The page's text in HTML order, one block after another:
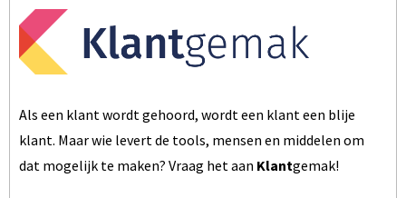
Als een klant wordt gehoord, wordt een klant een blije
klant. Maar wie levert de tools, mensen en middelen om
dat mogelijk te maken? Vraag het aan Klantgemak!